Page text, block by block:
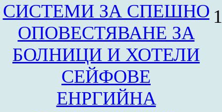
СИСТЕМИ ЗА СПЕШНО
ОПОВЕСТЯВАНЕ ЗА
БОЛНИЦИ И ХОТЕЛИ
СЕЙФОВЕ
ЕНРГИЙНА